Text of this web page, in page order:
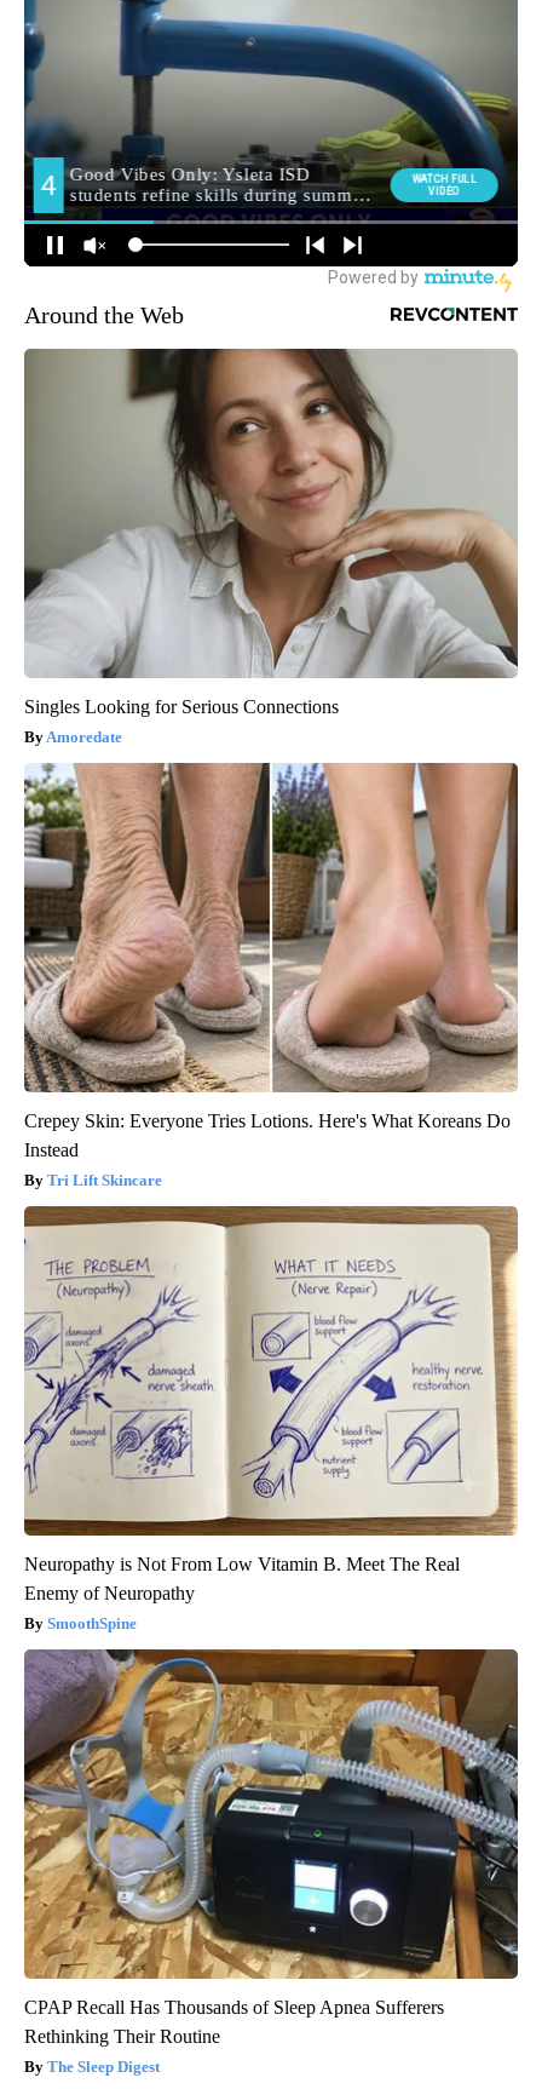
Around the Web
Singles Looking for Serious Connections
Amoredate
Crepey Skin: Everyone Tries Lotions. Here's What Koreans Do
Instead
Tri Lift Skincare
Neuropathy is Not From Low Vitamin B. Meet The Real
Enemy of Neuropathy
SmoothSpine
CPAP Recall Has Thousands of Sleep Apnea Sufferers
Rethinking Their Routine
The Sleep Digest